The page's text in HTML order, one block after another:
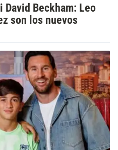
David Beckham: Leo
son los nuevos